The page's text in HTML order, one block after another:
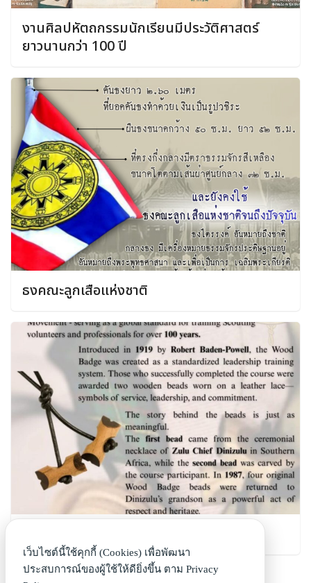
งานศิลปหัตถกรรมนักเรียนมีประวัติศาสตร์
ยาวนานกว่า 100 ปี
ธงคณะลูกเสือแห่งชาติ
175 total views, 1 views today
เว็บไซต์นี้ใช้คุกกี้ (Cookies) เพื่อพัฒนา
ประสบการณ์ของผู้ใช้ให้ดียิ่งขึ้น ตาม Privacy